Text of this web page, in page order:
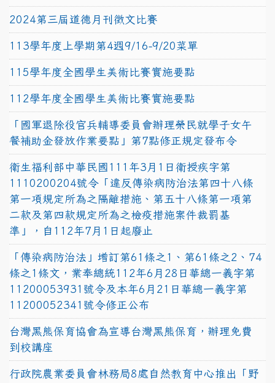
2024第三屆道德月刊徵文比賽
113學年度上學期第4週9/16-9/20菜單
115學年度全國學生美術比賽實施要點
112學年度全國學生美術比賽實施要點
「國軍退除役官兵輔導委員會辦理榮民就學子女午
餐補助金發放作業要點」第7點修正規定發布令
衛生福利部中華民國111年3月1日衛授疾字第
1110200204號令「違反傳染病防治法第四十八條
第一項規定所為之隔離措施、第五十八條第一項第
二款及第四款規定所為之檢疫措施案件裁罰基
準」，自112年7月1日起廢止
「傳染病防治法」增訂第61條之1、第61條之2、74
條之1條文，業奉總統112年6月28日華總一義字第
11200053931號令及本年6月21日華總一義字第
11200052341號令修正公布
台灣黑熊保育協會為宣導台灣黑熊保育，辦理免費
到校講座
行政院農業委員會林務局8處自然教育中心推出「野